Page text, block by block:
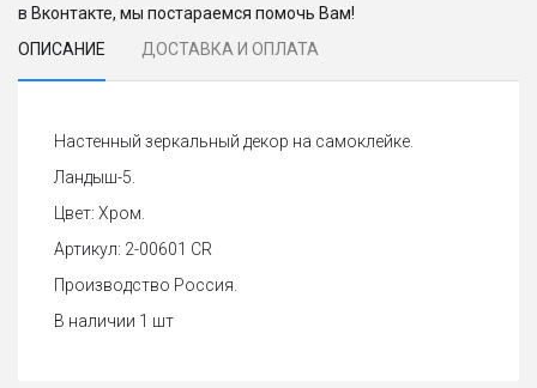
в Вконтакте, мы постараемся помочь Вам!
ОПИСАНИЕ
ДОСТАВКА И ОПЛАТА
Настенный зеркальный декор на самоклейке.
Ландыш-5.
Цвет: Хром.
Артикул: 2-00601 CR
Производство Россия.
В наличии 1 шт